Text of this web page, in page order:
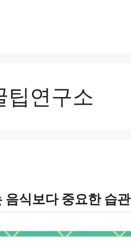
팁연구소
음식보다 중요한 습관